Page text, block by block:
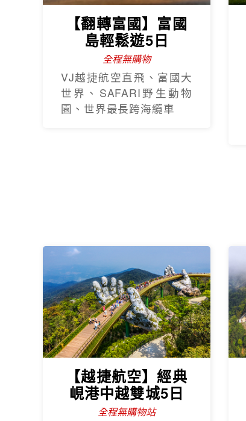
【翻轉富國】富國
島輕鬆遊5日
全程無購物
VJ越捷航空直飛、富國大
世界、SAFARI野生動物
園、世界最長跨海纜車
【越捷航空】經典
峴港中越雙城5日
全程無購物站